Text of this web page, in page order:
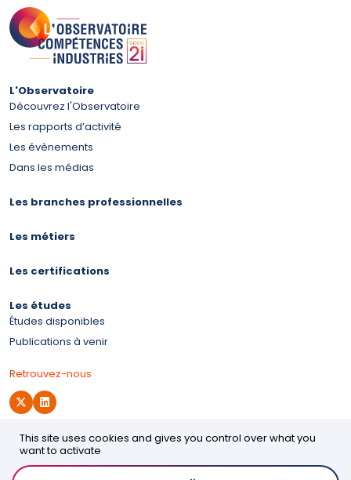
L'Observatoire
Découvrez l'Observatoire
Les rapports d’activité
Les évènements
Dans les médias
Les branches professionnelles
Les métiers
Les certifications
Les études
Études disponibles
Publications à venir
Retrouvez-nous
Site d'OPCO 2i
This site uses cookies and gives you control over what you
want to activate